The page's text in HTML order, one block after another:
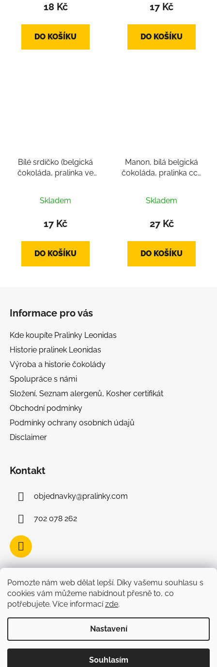
Pomozte nám web dělat lepší. Díky vašemu souhlasu s
cookies vám můžeme nabídnout přesně to, co
potřebujete. Více informacízde.
Nastavení
Souhlasím
18 Kč
DO KOŠÍKU
17 Kč
DO KOŠÍKU
Bílé srdíčko (belgická
čokoláda, pralinka ve
Skladem
17 Kč
DO KOŠÍKU
Manon, bílá belgická
čokoláda, pralinka cca
Skladem
27 Kč
DO KOŠÍKU
Informace pro vás
Kde koupíte Pralinky Leonidas
Historie pralinek Leonidas
Výroba a historie čokolády
Spolupráce s námi
Složení, Seznam alergenů, Kosher certifikát
Obchodní podmínky
Podmínky ochrany osobních údajů
Disclaimer
Kontakt
objednavky@pralinky.com
702 078 262
Facebook
Vytvořil Shoptet
Copyright 2026Belgické čokoládové pralinky
. Všechna práva vyhrazena.